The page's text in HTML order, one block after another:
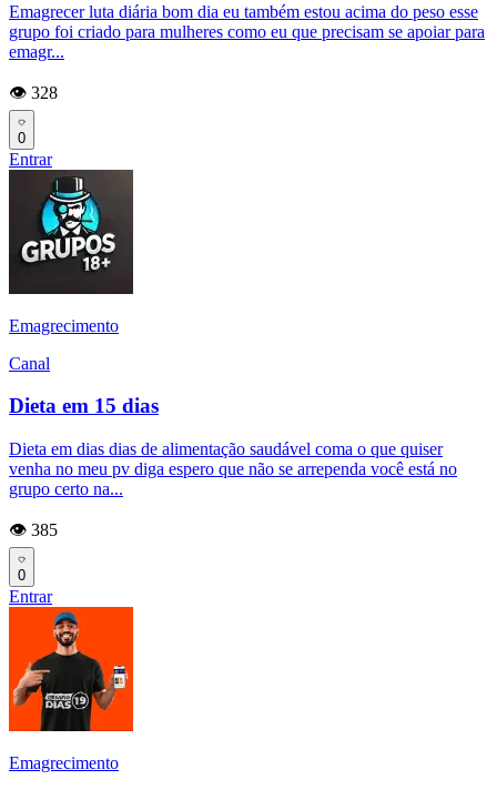
Emagrecer luta diária bom dia eu também estou acima do peso esse
grupo foi criado para mulheres como eu que precisam se apoiar para
emagr...
👁️ 328
0
Entrar
Emagrecimento
Canal
Dieta em 15 dias
Dieta em dias dias de alimentação saudável coma o que quiser
venha no meu pv diga espero que não se arrependa você está no
grupo certo na...
👁️ 385
0
Entrar
Emagrecimento